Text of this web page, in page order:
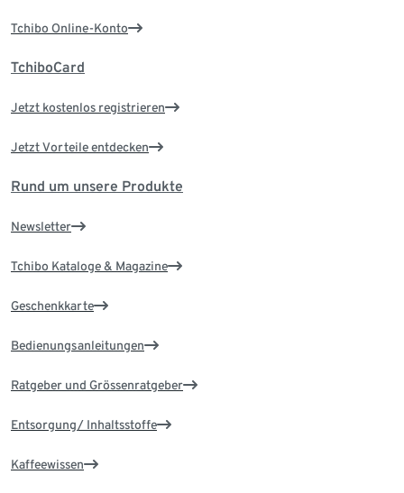
Tchibo Online-Konto
TchiboCard
Jetzt kostenlos registrieren
Jetzt Vorteile entdecken
Rund um unsere Produkte
Newsletter
Tchibo Kataloge & Magazine
Geschenkkarte
Bedienungsanleitungen
Ratgeber und Grössenratgeber
Entsorgung/ Inhaltsstoffe
Kaffeewissen